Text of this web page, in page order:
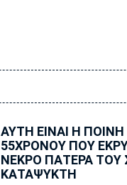
ΑΥΤΗ ΕΙΝΑΙ Η
55ΧΡΟΝΟΥ ΠΟΥ
ΝΕΚΡΟ ΠΑΤΕΡΑ ΤΟΥ
ΚΑΤΑΨΥΚΤΗ